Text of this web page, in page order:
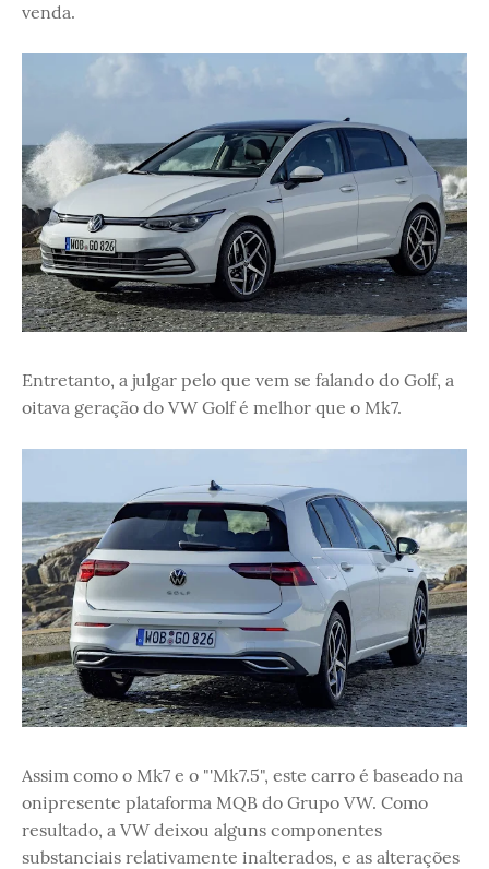
venda.
Entretanto, a julgar pelo que vem se falando do Golf, a
oitava geração do VW Golf é melhor que o Mk7.
Assim como o Mk7 e o "'Mk7.5", este carro é baseado na
onipresente plataforma MQB do Grupo VW. Como
resultado, a VW deixou alguns componentes
substanciais relativamente inalterados, e as alterações